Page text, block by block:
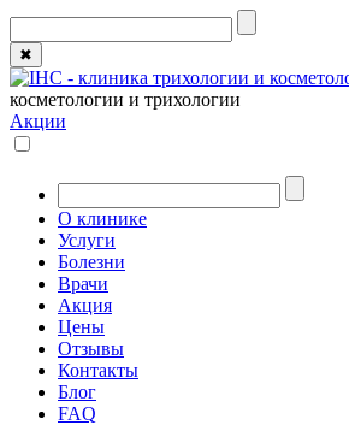
✖
косметологии и трихологии
Акции
О клинике
Услуги
Болезни
Врачи
Акция
Цены
Отзывы
Контакты
Блог
FAQ